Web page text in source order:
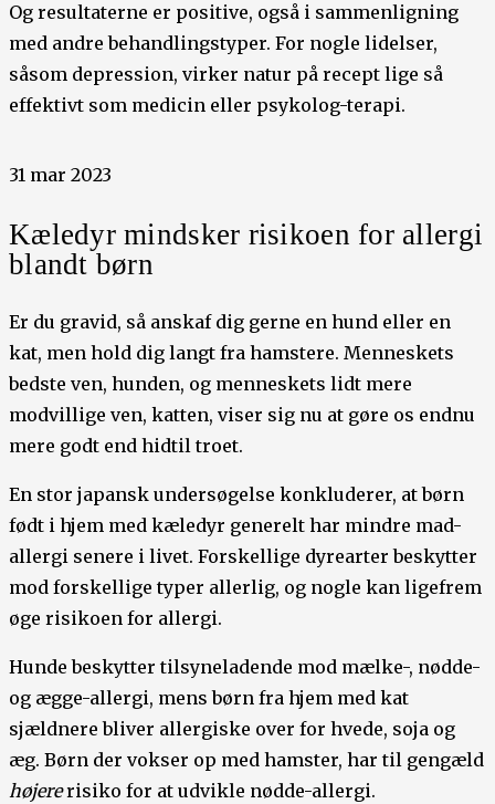
Og resultaterne er positive, også i sammenligning
med andre behandlingstyper. For nogle lidelser,
såsom depression, virker natur på recept lige så
effektivt som medicin eller psykolog-terapi.
31 mar 2023
Kæledyr mindsker risikoen for allergi
blandt børn
Er du gravid, så anskaf dig gerne en hund eller en
kat, men hold dig langt fra hamstere. Menneskets
bedste ven, hunden, og menneskets lidt mere
modvillige ven, katten, viser sig nu at gøre os endnu
mere godt end hidtil troet.
En stor japansk undersøgelse konkluderer, at børn
født i hjem med kæledyr generelt har mindre mad-
allergi senere i livet. Forskellige dyrearter beskytter
mod forskellige typer allerlig, og nogle kan ligefrem
øge risikoen for allergi.
Hunde beskytter tilsyneladende mod mælke-, nødde-
og ægge-allergi, mens børn fra hjem med kat
sjældnere bliver allergiske over for hvede, soja og
æg. Børn der vokser op med hamster, har til gengæld
højererisiko for at udvikle nødde-allergi.